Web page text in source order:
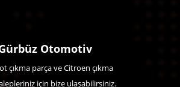
Otomotiv
çıkma parça ve Citroen çıkma
için bize ulaşabilirsiniz.